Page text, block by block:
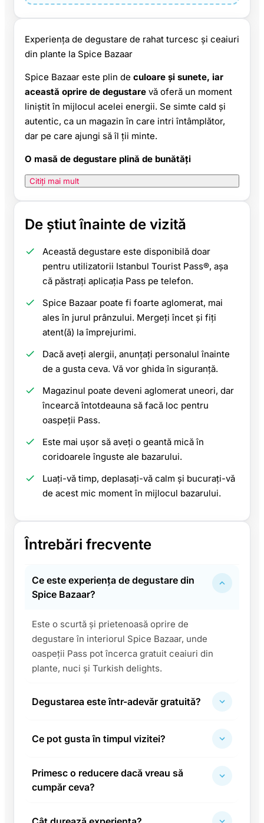
Experiența de degustare de rahat turcesc și ceaiuri
din plante la Spice Bazaar
Spice Bazaar este plin de culoare și sunete, iar
această oprire de degustare vă oferă un moment
liniștit în mijlocul acelei energii. Se simte cald și
autentic, ca un magazin în care intri întâmplător,
dar pe care ajungi să îl ții minte.
O masă de degustare plină de bunătăți
Citiți mai mult
De știut înainte de vizită
Această degustare este disponibilă doar
pentru utilizatorii Istanbul Tourist Pass®, așa
că păstrați aplicația Pass pe telefon.
Spice Bazaar poate fi foarte aglomerat, mai
ales în jurul prânzului. Mergeți încet și fiți
atent(ă) la împrejurimi.
Dacă aveți alergii, anunțați personalul înainte
de a gusta ceva. Vă vor ghida în siguranță.
Magazinul poate deveni aglomerat uneori, dar
încearcă întotdeauna să facă loc pentru
oaspeții Pass.
Este mai ușor să aveți o geantă mică în
coridoarele înguste ale bazarului.
Luați-vă timp, deplasați-vă calm și bucurați-vă
de acest mic moment în mijlocul bazarului.
Întrebări frecvente
Ce este experiența de degustare din
Spice Bazaar?
Este o scurtă și prietenoasă oprire de
degustare în interiorul Spice Bazaar, unde
oaspeții Pass pot încerca gratuit ceaiuri din
plante, nuci și Turkish delights.
Degustarea este într-adevăr gratuită?
Ce pot gusta în timpul vizitei?
Primesc o reducere dacă vreau să
cumpăr ceva?